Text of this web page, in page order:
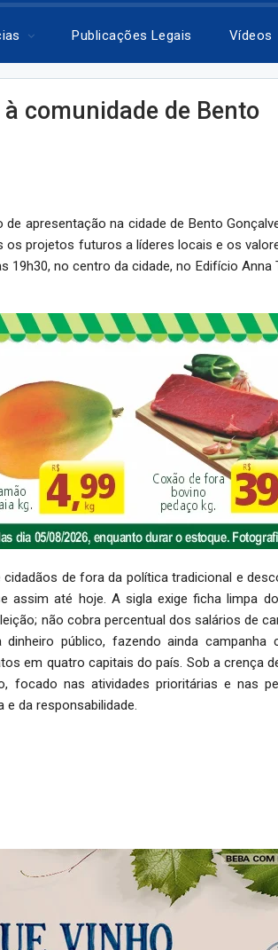
Publicações Legais Vídeos
comunidade de Bento
apresentação na cidade de Bento
projetos futuros a líderes locais e os
no centro da cidade, no Edifício Anna
de fora da política tradicional e
assim até hoje. A sigla exige ficha limpa
não cobra percentual dos salários de
público, fazendo ainda campanha
em quatro capitais do país. Sob a crença
focado nas atividades prioritárias e nas
e da responsabilidade.